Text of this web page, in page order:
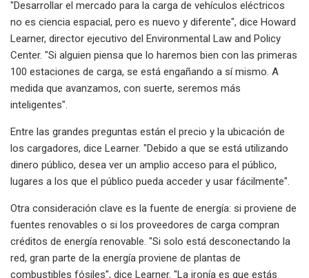
"Desarrollar el mercado para la carga de vehículos eléctricos
no es ciencia espacial, pero es nuevo y diferente", dice Howard
Learner, director ejecutivo del Environmental Law and Policy
Center. "Si alguien piensa que lo haremos bien con las primeras
100 estaciones de carga, se está engañando a sí mismo. A
medida que avanzamos, con suerte, seremos más
inteligentes".
Entre las grandes preguntas están el precio y la ubicación de
los cargadores, dice Learner. "Debido a que se está utilizando
dinero público, desea ver un amplio acceso para el público,
lugares a los que el público pueda acceder y usar fácilmente".
Otra consideración clave es la fuente de energía: si proviene de
fuentes renovables o si los proveedores de carga compran
créditos de energía renovable. "Si solo está desconectando la
red, gran parte de la energía proviene de plantas de
combustibles fósiles", dice Learner. "La ironía es que estás